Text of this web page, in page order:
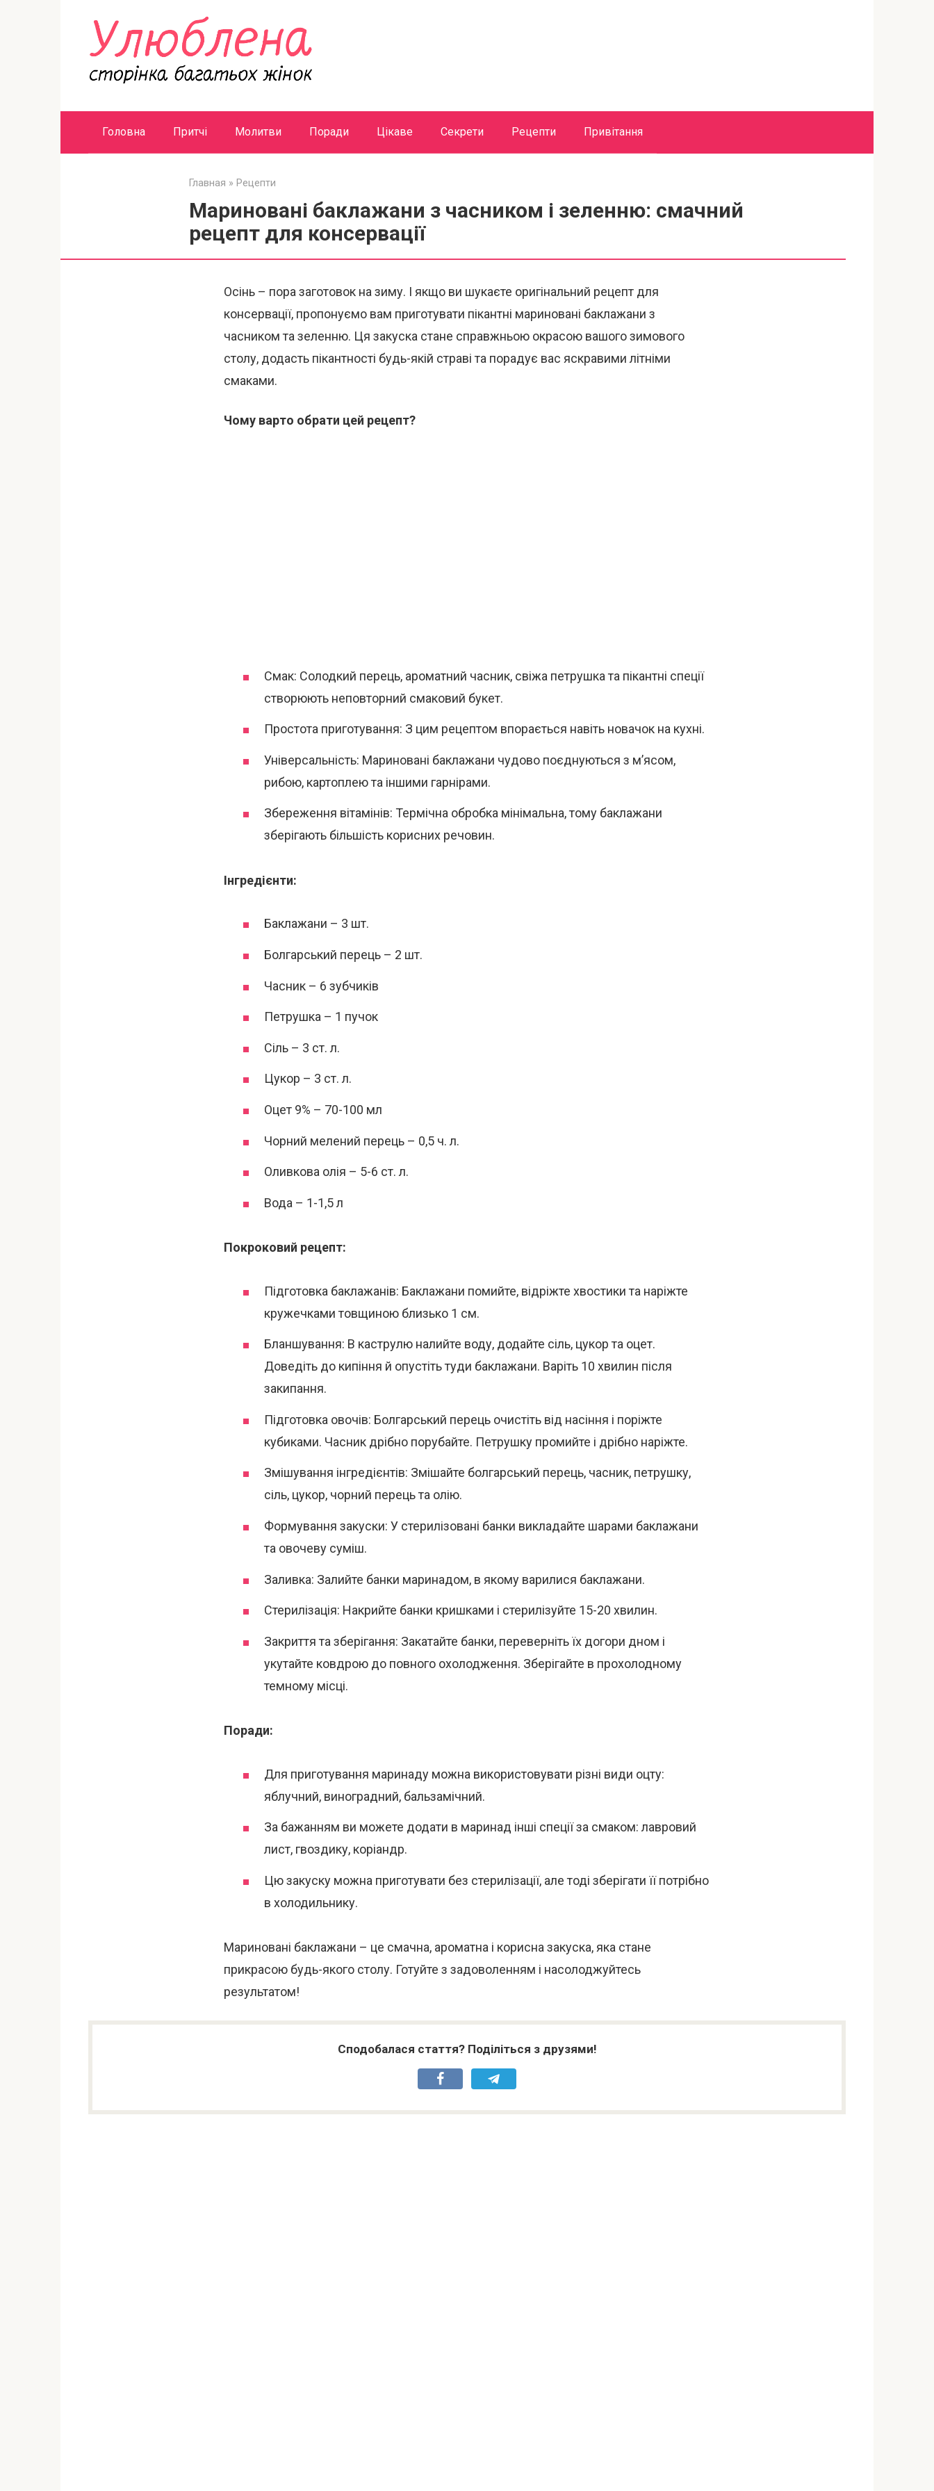
Головна Притчі Молитви Поради Цікаве Секрети Рецепти Привітання
Главная » Рецепти
Мариновані баклажани з часником і зеленню: смачний
рецепт для консервації
Осінь – пора заготовок на зиму. І якщо ви шукаєте оригінальний рецепт для
консервації, пропонуємо вам приготувати пікантні мариновані баклажани з
часником та зеленню. Ця закуска стане справжньою окрасою вашого зимового
столу, додасть пікантності будь-якій страві та порадує вас яскравими літніми
смаками.
Чому варто обрати цей рецепт?
Смак: Солодкий перець, ароматний часник, свіжа петрушка та пікантні спеції
створюють неповторний смаковий букет.
Простота приготування: З цим рецептом впорається навіть новачок на кухні.
Універсальність: Мариновані баклажани чудово поєднуються з м’ясом,
рибою, картоплею та іншими гарнірами.
Збереження вітамінів: Термічна обробка мінімальна, тому баклажани
зберігають більшість корисних речовин.
Інгредієнти:
Баклажани – 3 шт.
Болгарський перець – 2 шт.
Часник – 6 зубчиків
Петрушка – 1 пучок
Сіль – 3 ст. л.
Цукор – 3 ст. л.
Оцет 9% – 70-100 мл
Чорний мелений перець – 0,5 ч. л.
Оливкова олія – 5-6 ст. л.
Вода – 1-1,5 л
Покроковий рецепт:
Підготовка баклажанів: Баклажани помийте, відріжте хвостики та наріжте
кружечками товщиною близько 1 см.
Бланшування: В каструлю налийте воду, додайте сіль, цукор та оцет.
Доведіть до кипіння й опустіть туди баклажани. Варіть 10 хвилин після
закипання.
Підготовка овочів: Болгарський перець очистіть від насіння і поріжте
кубиками. Часник дрібно порубайте. Петрушку промийте і дрібно наріжте.
Змішування інгредієнтів: Змішайте болгарський перець, часник, петрушку,
сіль, цукор, чорний перець та олію.
Формування закуски: У стерилізовані банки викладайте шарами баклажани
та овочеву суміш.
Заливка: Залийте банки маринадом, в якому варилися баклажани.
Стерилізація: Накрийте банки кришками і стерилізуйте 15-20 хвилин.
Закриття та зберігання: Закатайте банки, переверніть їх догори дном і
укутайте ковдрою до повного охолодження. Зберігайте в прохолодному
темному місці.
Поради:
Для приготування маринаду можна використовувати різні види оцту:
яблучний, виноградний, бальзамічний.
За бажанням ви можете додати в маринад інші спеції за смаком: лавровий
лист, гвоздику, коріандр.
Цю закуску можна приготувати без стерилізації, але тоді зберігати її потрібно
в холодильнику.
Мариновані баклажани – це смачна, ароматна і корисна закуска, яка стане
прикрасою будь-якого столу. Готуйте з задоволенням і насолоджуйтесь
результатом!
Сподобалася стаття? Поділіться з друзями!